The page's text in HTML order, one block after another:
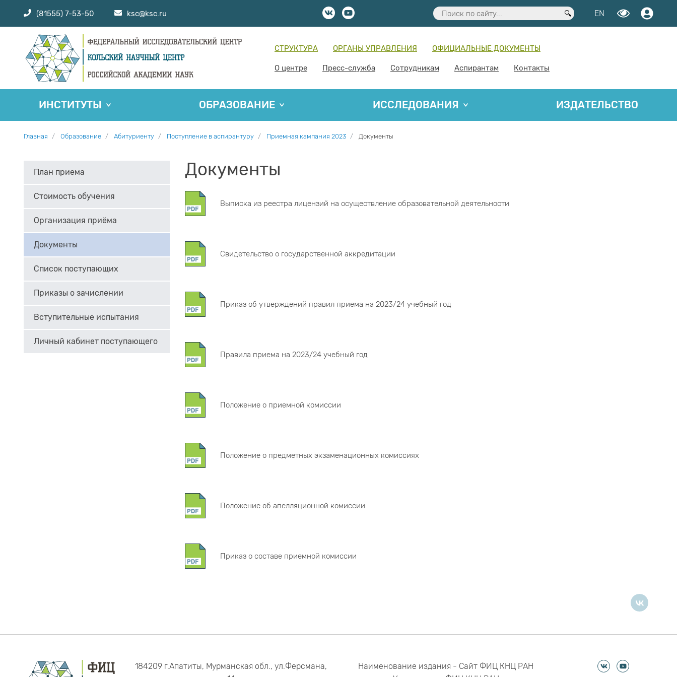
(81555) 7-53-50 ksc@ksc.ru EN
СТРУКТУРА ОРГАНЫ УПРАВЛЕНИЯ ОФИЦИАЛЬНЫЕ ДОКУМЕНТЫ
О центре Пресс-служба Сотрудникам Аспирантам Контакты
ИНСТИТУТЫ ОБРАЗОВАНИЕ ИССЛЕДОВАНИЯ ИЗДАТЕЛЬСТВО
Главная Образование Абитуриенту Поступление в аспирантуру Приемная кампания 2023 Документы
План приема
Стоимость обучения
Организация приёма
Документы
Список поступающих
Приказы о зачислении
Вступительные испытания
Личный кабинет поступающего
Документы
Выписка из реестра лицензий на осуществление образовательной деятельности
Свидетельство о государственной аккредитации
Приказ об утверждений правил приема на 2023/24 учебный год
Правила приема на 2023/24 учебный год
Положение о приемной комиссии
Положение о предметных экзаменационных комиссиях
Положение об апелляционной комиссии
Приказ о составе приемной комиссии
184209 г.Апатиты, Мурманская обл., ул.Ферсмана,
Наименование издания - Сайт ФИЦ КНЦ РАН